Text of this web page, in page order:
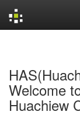
Welcome
Huachiew